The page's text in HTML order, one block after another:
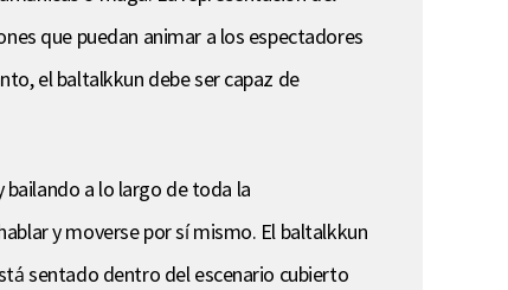
que puedan animar a los espectadores
el baltalkkun debe ser capaz de
a lo largo de toda la
y moverse por sí mismo. El baltalkkun
sentado dentro del escenario cubierto